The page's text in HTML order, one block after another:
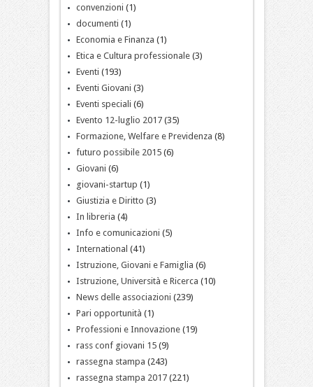
convenzioni (1)
documenti (1)
Economia e Finanza (1)
Etica e Cultura professionale(3)
Eventi (193)
Eventi Giovani (3)
Eventi speciali (6)
Evento 12-luglio 2017(35)
Formazione, Welfare e Previdenza (8)
futuro possibile 2015(6)
Giovani (6)
giovani-startup (1)
Giustizia e Diritto (3)
In libreria (4)
Info e comunicazioni (5)
International (41)
Istruzione, Giovani e Famiglia (6)
Istruzione, Università e Ricerca (10)
News delle associazioni (239)
Pari opportunità (1)
Professioni e Innovazione(19)
rass conf giovani 15(9)
rassegna stampa (243)
rassegna stampa 2017(221)